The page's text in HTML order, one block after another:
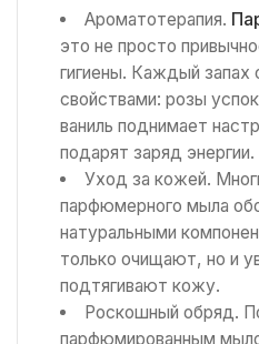
Ароматотерапия.
это не просто
гигиены. Каждый запах
свойствами: розы
ваниль поднимает
подарят заряд энергии.
Уход за кожей.
парфюмерного мыла
натуральными
только очищают, но и
подтягивают кожу.
Роскошный обряд.
парфюмированным